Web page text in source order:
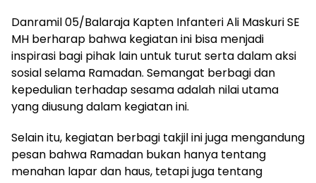
Danramil 05/Balaraja Kapten Infanteri Ali Maskuri SE
MH berharap bahwa kegiatan ini bisa menjadi
inspirasi bagi pihak lain untuk turut serta dalam aksi
sosial selama Ramadan. Semangat berbagi dan
kepedulian terhadap sesama adalah nilai utama
yang diusung dalam kegiatan ini.
Selain itu, kegiatan berbagi takjil ini juga mengandung
pesan bahwa Ramadan bukan hanya tentang
menahan lapar dan haus, tetapi juga tentang